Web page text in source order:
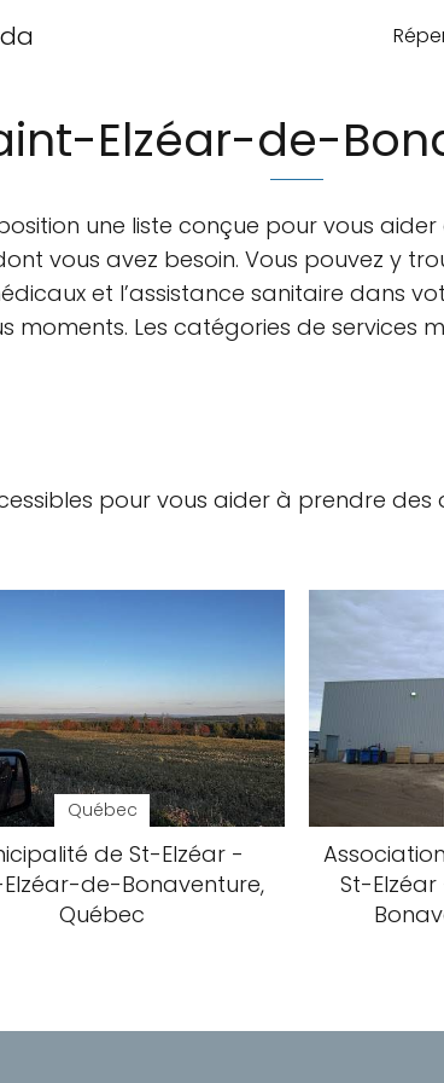
Elzéar-de-
une liste conçue pour vous
vous avez besoin. Vous pouvez y
et l’assistance sanitaire dans
moments. Les catégories de services
pour vous aider à prendre des
Québec
de St-Elzéar -
de-Bonaventure,
Québec
St-